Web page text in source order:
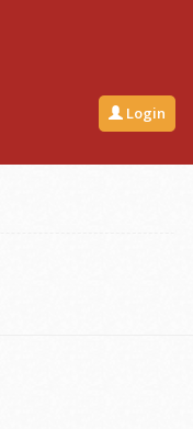
Login